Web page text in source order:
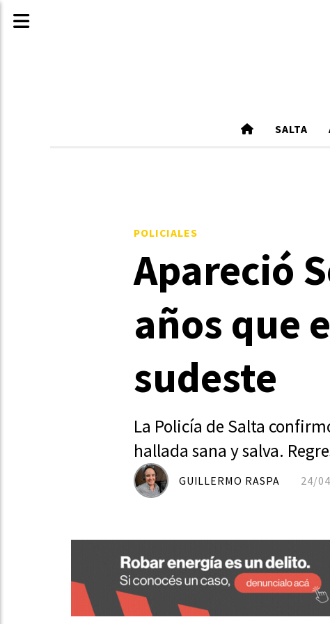
SALTA
Apareció
años que
sudeste
La Policía de Salta
hallada sana y salva.
POLICIALES
24/
GUILLERMO RASPA